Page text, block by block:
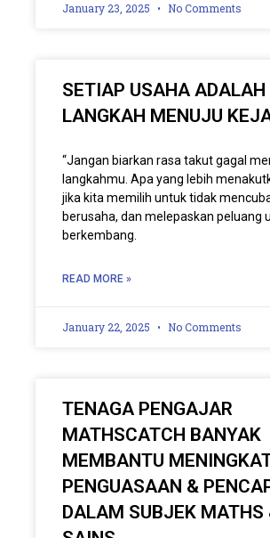
January 23, 2025 No Comments
SETIAP USAHA ADALAH
LANGKAH MENUJU
“Jangan biarkan rasa takut gagal
langkahmu. Apa yang lebih
jika kita memilih untuk tidak
berusaha, dan melepaskan peluang
berkembang.
READ MORE »
January 22, 2025 No Comments
TENAGA PENGAJAR
MATHSCATCH BANYAK
MEMBANTU
PENGUASAAN &
DALAM SUBJEK MATHS